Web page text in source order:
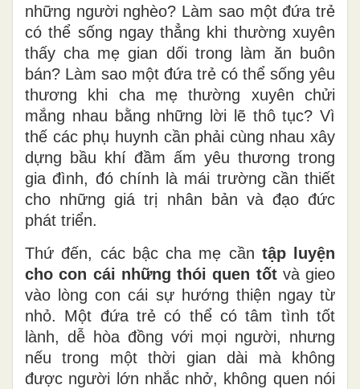
những người nghèo? Làm sao một đứa trẻ
có thể sống ngay thẳng khi thường xuyên
thấy cha mẹ gian dối trong làm ăn buôn
bán? Làm sao một đứa trẻ có thể sống yêu
thương khi cha mẹ thường xuyên chửi
mắng nhau bằng những lời lẽ thô tục? Vì
thế các phụ huynh cần phải cùng nhau xây
dựng bầu khí đầm ấm yêu thương trong
gia đình, đó chính là mái trường cần thiết
cho những giá trị nhân bản và đạo đức
phát triển.
Thứ đến, các bậc cha mẹ cần tập luyện
cho con cái những thói quen tốtvà gieo
vào lòng con cái sự hướng thiện ngay từ
nhỏ. Một đứa trẻ có thể có tâm tình tốt
lành, dễ hòa đồng với mọi người, nhưng
nếu trong một thời gian dài mà không
được người lớn nhắc nhở, không quen nói